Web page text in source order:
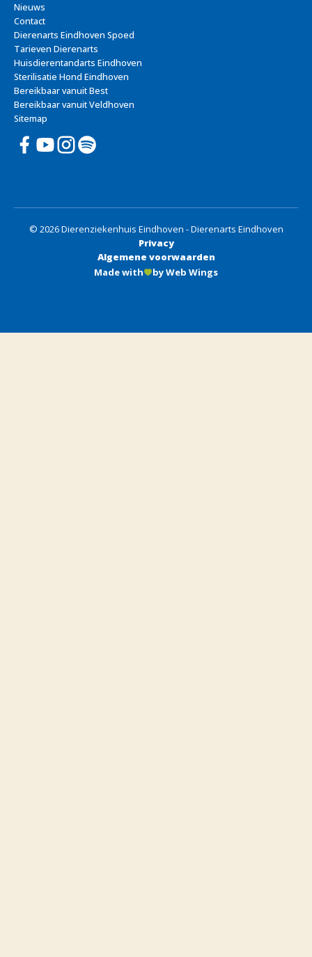
Nieuws
Contact
Dierenarts Eindhoven Spoed
Tarieven Dierenarts
Huisdierentandarts Eindhoven
Sterilisatie Hond Eindhoven
Bereikbaar vanuit Best
Bereikbaar vanuit Veldhoven
Sitemap
© 2026 Dierenziekenhuis Eindhoven - Dierenarts Eindhoven
Privacy
Algemene voorwaarden
Made with
by Web Wings